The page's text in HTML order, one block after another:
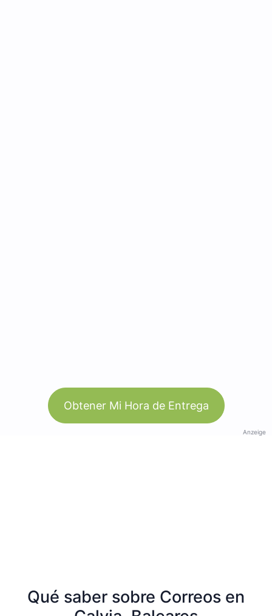
Obtener Mi Hora de Entrega
Anzeige
Qué saber sobre Correos en